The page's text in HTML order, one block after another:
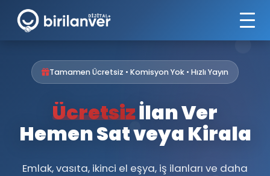
Tamamen Ücretsiz • Komisyon Yok • Hızlı Yayın
Ücretsizİlan Ver
Hemen Sat veya Kirala
Emlak, vasıta, ikinci el eşya, iş ilanları ve daha